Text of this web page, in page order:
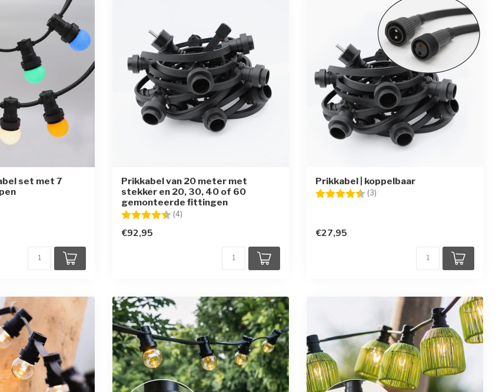
set met 7
Prikkabel van 20 meter met
stekker en 20, 30, 40 of 60
gemonteerde fittingen
Beoordeling: (4)
€92,95
Prikkabel | koppelbaar
Beoordeling: (3)
€27,95